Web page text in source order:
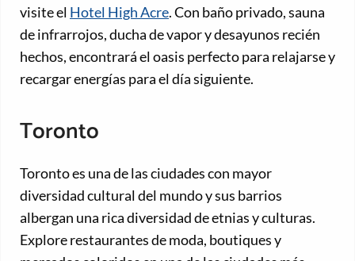
visite el Hotel High Acre. Con baño privado, sauna
de infrarrojos, ducha de vapor y desayunos recién
hechos, encontrará el oasis perfecto para relajarse y
recargar energías para el día siguiente.
Toronto
Toronto es una de las ciudades con mayor
diversidad cultural del mundo y sus barrios
albergan una rica diversidad de etnias y culturas.
Explore restaurantes de moda, boutiques y